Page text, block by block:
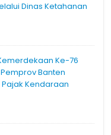
Dinas Ketahanan
Ke-76
Banten
Kendaraan